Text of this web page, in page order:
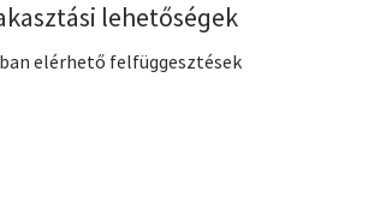
lehetőségek
elérhető felfüggesztések